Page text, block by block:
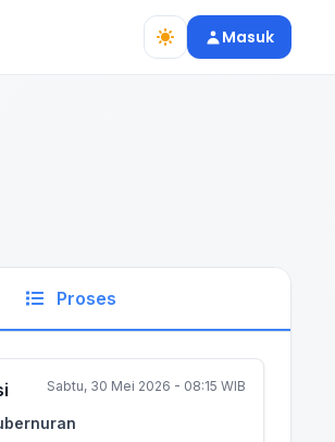
Masuk
Proses
Sabtu, 30 Mei 2026 - 08:15 WIB